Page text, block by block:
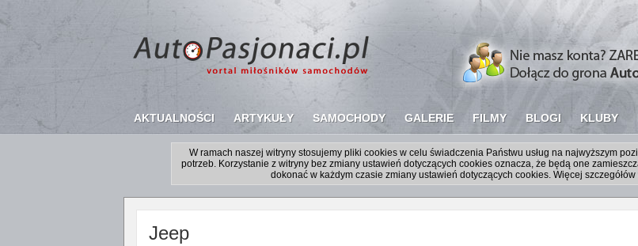
AKTUALNOŚCI ARTYKUŁY SAMOCHODY GALERIE FILMY BLOGI KLUBY
W ramach naszej witryny stosujemy pliki cookies w celu świadczenia Państwu usług na najwyższym
potrzeb. Korzystanie z witryny bez zmiany ustawień dotyczących cookies oznacza, że będą one
dokonać w każdym czasie zmiany ustawień dotyczących cookies. Więcej szczegółów
Jeep